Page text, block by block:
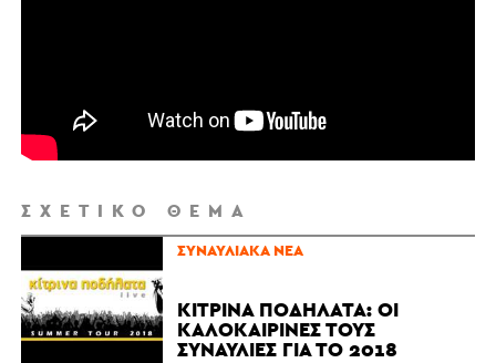
ΣΧΕΤΙΚΌ ΘΈΜΑ
ΣΥΝΑΥΛΙΑΚΆ ΝΈΑ
ΚΊΤΡΙΝΑ ΠΟΔΉΛΑΤΑ: ΟΙ
ΚΑΛΟΚΑΙΡΙΝΈΣ ΤΟΥΣ
ΣΥΝΑΥΛΊΕΣ ΓΙΑ ΤΟ 2018